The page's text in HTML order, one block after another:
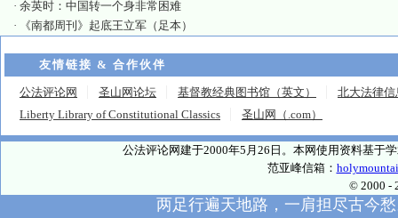
· 余英时：中国转一个身非常困难
·
《南都周刊》起底王立军（足本）
友情链接 & 合作伙伴
公法评论网 圣山网论坛 基督教经典图书馆（英文）
北大法律信
Liberty Library of Constitutional Classics
圣山网（.com）
公法评论网建于2000年5月26日。本网使用资料基于
范亚峰信箱：
© 2000 -
两足行遍天地路，一肩担尽古今